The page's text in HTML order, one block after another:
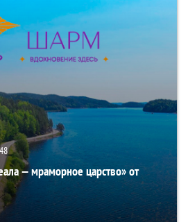
48
— мраморное царство» от